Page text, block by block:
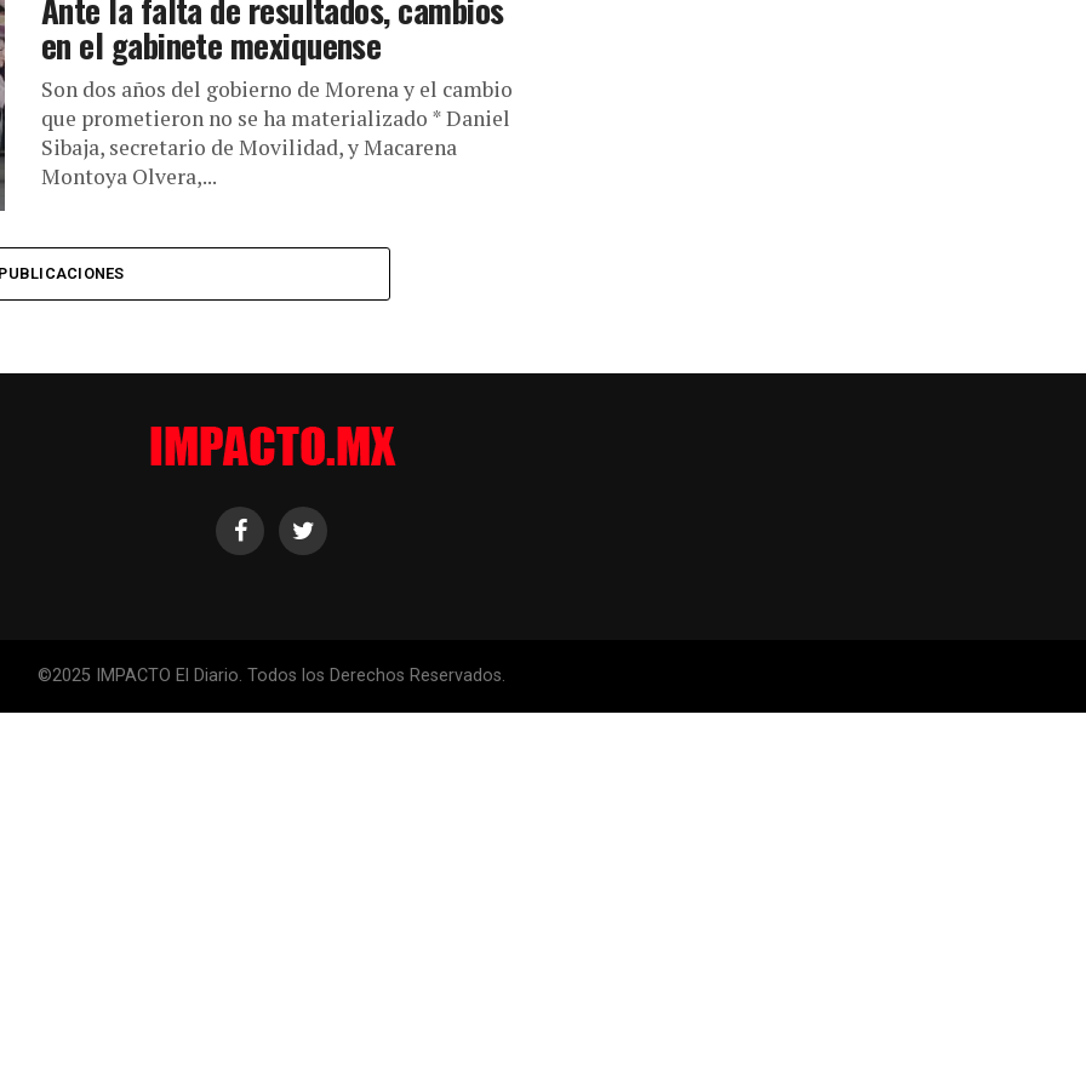
Ante la falta de resultados, cambios
en el gabinete mexiquense
Son dos años del gobierno de Morena y el cambio
que prometieron no se ha materializado * Daniel
Sibaja, secretario de Movilidad, y Macarena
Montoya Olvera,...
©2025 IMPACTO El Diario. Todos los Derechos Reservados.